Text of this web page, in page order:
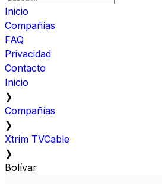
Inicio
Compañías
FAQ
Privacidad
Contacto
Inicio
❯
Compañías
❯
Xtrim TVCable
❯
Bolívar